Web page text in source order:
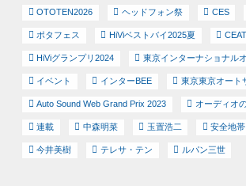
OTOTEN2026 ヘッドフォン祭 CES
ポタフェス HiViベストバイ2025夏
HiViグランプリ2024 東京インターナショナル
イベント インターBEE 東京東京オート
Auto Sound Web Grand Prix 2023 オーディオ
連載 中森明菜 玉置浩二 安全地帯
今井美樹 テレサ・テン ルパン三世